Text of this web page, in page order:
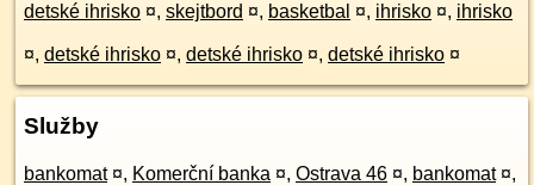
detské ihrisko ¤, skejtbord ¤, basketbal ¤, ihrisko ¤, ihrisko
¤, detské ihrisko ¤, detské ihrisko ¤, detské ihrisko ¤
Služby
bankomat ¤, Komerční banka ¤, Ostrava 46 ¤, bankomat ¤,